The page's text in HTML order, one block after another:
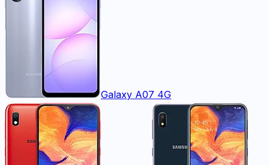
Galaxy A07 4G